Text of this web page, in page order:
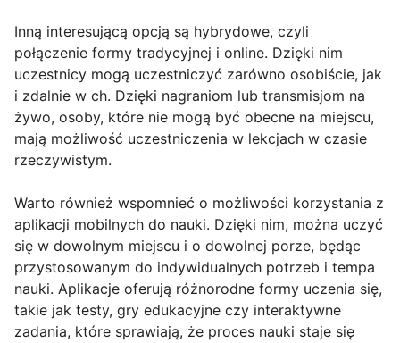
Inną interesującą opcją są hybrydowe, czyli
połączenie formy tradycyjnej i online. Dzięki nim
uczestnicy mogą uczestniczyć zarówno osobiście, jak
i zdalnie w ch. Dzięki nagraniom lub transmisjom na
żywo, osoby, które nie mogą być obecne na miejscu,
mają możliwość uczestniczenia w lekcjach w czasie
rzeczywistym.
Warto również wspomnieć o możliwości korzystania z
aplikacji mobilnych do nauki. Dzięki nim, można uczyć
się w dowolnym miejscu i o dowolnej porze, będąc
przystosowanym do indywidualnych potrzeb i tempa
nauki. Aplikacje oferują różnorodne formy uczenia się,
takie jak testy, gry edukacyjne czy interaktywne
zadania, które sprawiają, że proces nauki staje się